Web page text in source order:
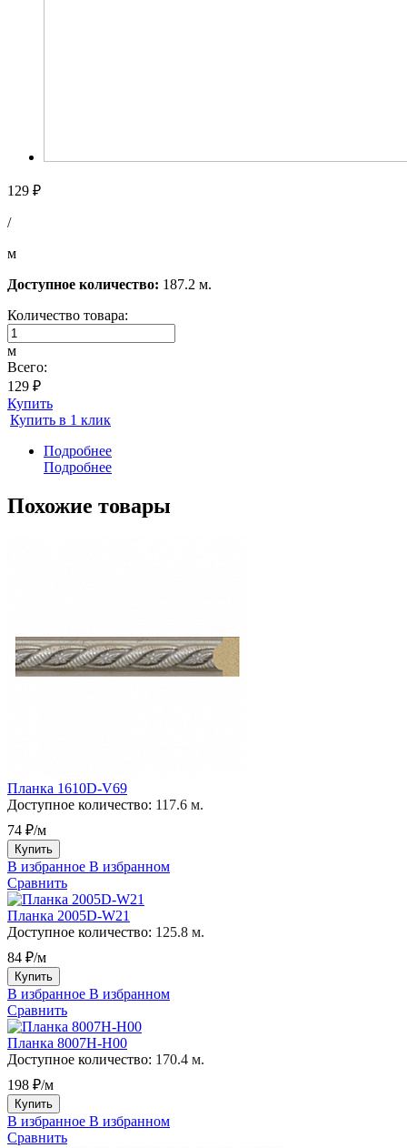
129 ₽
/
м
Доступное количество: 187.2 м.
Количество товара:
м
Всего:
129 ₽
Купить
Купить в 1 клик
Подробнее
Подробнее
Похожие товары
Планка 1610D-V69
Доступное количество: 117.6 м.
74 ₽/м
Купить
В избранное В избранном
Сравнить
Планка 2005D-W21
Доступное количество: 125.8 м.
84 ₽/м
Купить
В избранное В избранном
Сравнить
Планка 8007H-H00
Доступное количество: 170.4 м.
198 ₽/м
Купить
В избранное В избранном
Сравнить